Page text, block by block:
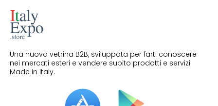
Una nuova vetrina B2B, sviluppata per farti conoscere
nei mercati esteri e vendere subito prodotti e servizi
Made in Italy.